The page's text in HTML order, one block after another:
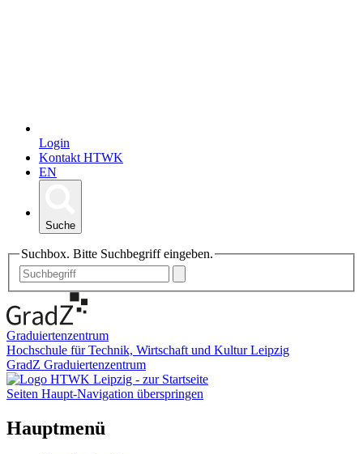
Login
Kontakt HTWK
EN
Suche
Suchbox. Bitte Suchbegriff eingeben.
Graduiertenzentrum
Hochschule für Technik, Wirtschaft und Kultur Leipzig
GradZ Graduiertenzentrum
Seiten Haupt-Navigation überspringen
Hauptmenü